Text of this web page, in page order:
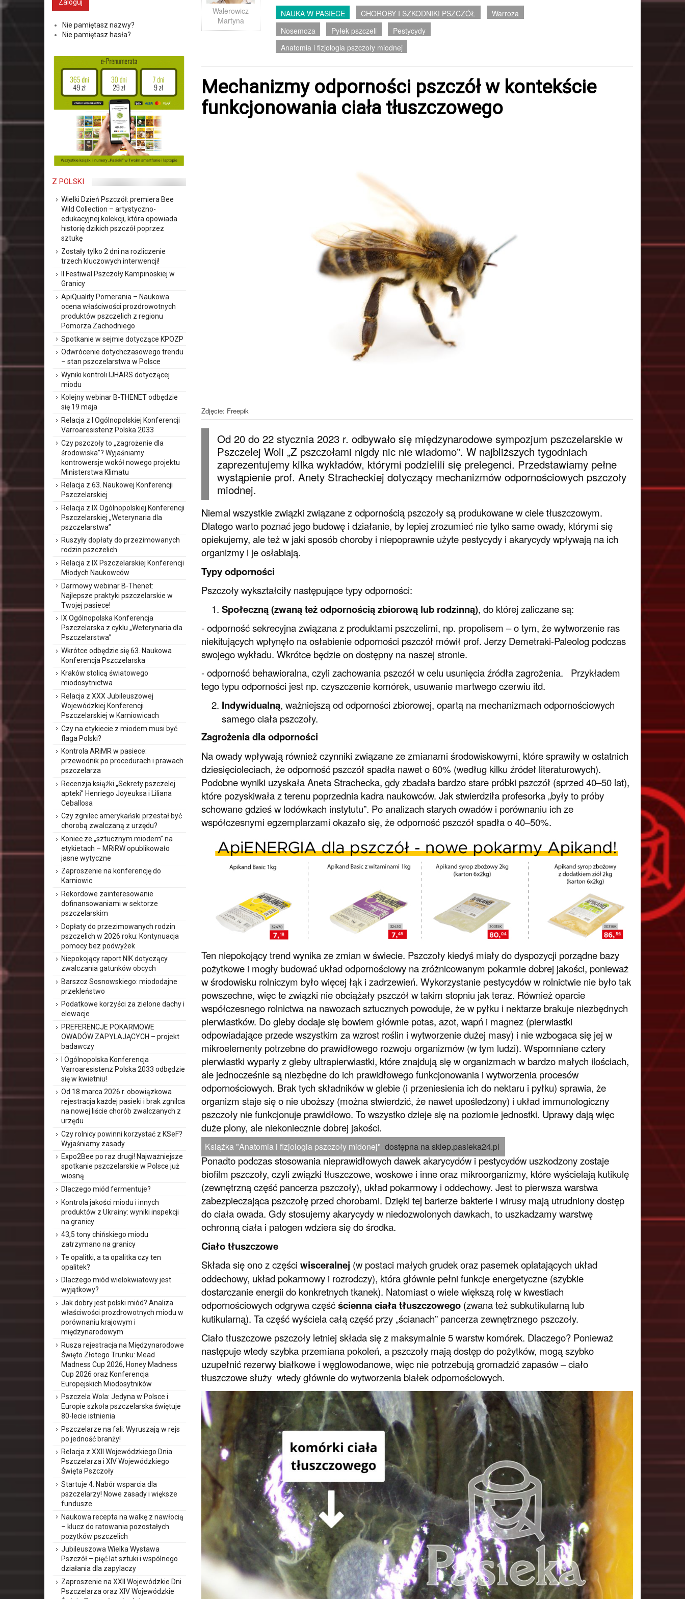
Walerowicz
Martyna
NAUKA W PASIECE CHOROBY I SZKODNIKI PSZCZÓŁ
Warroza
Nosemoza
Pyłek pszczeli
Pestycydy
Anatomia i fizjologia pszczoły miodnej
Mechanizmy odporności pszczół w kontekście
funkcjonowania ciała tłuszczowego
Zdjęcie: Freepik
Od 20 do 22 stycznia 2023 r. odbywało się międzynarodowe sympozjum pszczelarskie w
Pszczelej Woli „Z pszczołami nigdy nic nie wiadomo”. W najbliższych tygodniach
zaprezentujemy kilka wykładów, którymi podzielili się prelegenci. Przedstawiamy pełne
wystąpienie prof. Anety Stracheckiej dotyczący mechanizmów odpornościowych pszczoły
miodnej.
Niemal wszystkie związki związane z odpornością pszczoły są produkowane w ciele tłuszczowym.
Dlatego warto poznać jego budowę i działanie, by lepiej zrozumieć nie tylko same owady, którymi się
opiekujemy, ale też w jaki sposób choroby i niepoprawnie użyte pestycydy i akarycydy wpływają na ich
organizmy i je osłabiają.
Typy odporności
Pszczoły wykształciły następujące typy odporności:
Społeczną (zwaną też odpornością zbiorową lub rodzinną), do której zaliczane są:
- odporność sekrecyjna związana z produktami pszczelimi, np. propolisem – o tym, że wytworzenie ras
niekitujących wpłynęło na osłabienie odporności pszczół mówił prof. Jerzy Demetraki-Paleolog podczas
swojego wykładu. Wkrótce będzie on dostępny na naszej stronie.
- odporność behawioralna, czyli zachowania pszczół w celu usunięcia źródła zagrożenia. Przykładem
tego typu odporności jest np. czyszczenie komórek, usuwanie martwego czerwiu itd.
Indywidualną, ważniejszą od odporności zbiorowej, opartą na mechanizmach odpornościowych
samego ciała pszczoły.
Zagrożenia dla odporności
Na owady wpływają również czynniki związane ze zmianami środowiskowymi, które sprawiły w ostatnich
dziesięcioleciach, że odporność pszczół spadła nawet o 60% (według kilku źródeł literaturowych).
Podobne wyniki uzyskała Aneta Strachecka, gdy zbadała bardzo stare próbki pszczół (sprzed 40–50 lat),
które pozyskiwała z terenu poprzednia kadra naukowców. Jak stwierdziła profesorka „były to próby
schowane gdzieś w lodówkach instytutu”. Po analizach starych owadów i porównaniu ich ze
współczesnymi egzemplarzami okazało się, że odporność pszczół spadła o 40–50%.
Ten niepokojący trend wynika ze zmian w świecie. Pszczoły kiedyś miały do dyspozycji porządne bazy
pożytkowe i mogły budować układ odpornościowy na zróżnicowanym pokarmie dobrej jakości, ponieważ
w środowisku rolniczym było więcej łąk i zadrzewień. Wykorzystanie pestycydów w rolnictwie nie było tak
powszechne, więc te związki nie obciążały pszczół w takim stopniu jak teraz. Również oparcie
współczesnego rolnictwa na nawozach sztucznych powoduje, że w pyłku i nektarze brakuje niezbędnych
pierwiastków. Do gleby dodaje się bowiem głównie potas, azot, wapń i magnez (pierwiastki
odpowiadające przede wszystkim za wzrost roślin i wytworzenie dużej masy) i nie wzbogaca się jej w
mikroelementy potrzebne do prawidłowego rozwoju organizmów (w tym ludzi). Wspomniane cztery
pierwiastki wyparły z gleby ultrapierwiastki, które znajdują się w organizmach w bardzo małych ilościach,
ale jednocześnie są niezbędne do ich prawidłowego funkcjonowania i wytworzenia procesów
odpornościowych. Brak tych składników w glebie (i przeniesienia ich do nektaru i pyłku) sprawia, że
organizm staje się o nie uboższy (można stwierdzić, że nawet upośledzony) i układ immunologiczny
pszczoły nie funkcjonuje prawidłowo. To wszystko dzieje się na poziomie jednostki. Uprawy dają więc
duże plony, ale niekoniecznie dobrej jakości.
Książka "Anatomia i fizjologia pszczoły midonej" dostępna na sklep.pasieka24.pl
Ponadto podczas stosowania nieprawidłowych dawek akarycydów i pestycydów uszkodzony zostaje
biofilm pszczoły, czyli związki tłuszczowe, woskowe i inne oraz mikroorganizmy, które wyścielają kutikulę
(zewnętrzną część pancerza pszczoły), układ pokarmowy i oddechowy. Jest to pierwsza warstwa
zabezpieczająca pszczołę przed chorobami. Dzięki tej barierze bakterie i wirusy mają utrudniony dostęp
do ciała owada. Gdy stosujemy akarycydy w niedozwolonych dawkach, to uszkadzamy warstwę
ochronną ciała i patogen wdziera się do środka.
Ciało tłuszczowe
Składa się ono z części wisceralnej (w postaci małych grudek oraz pasemek oplatających układ
oddechowy, układ pokarmowy i rozrodczy), która głównie pełni funkcje energetyczne (szybkie
dostarczanie energii do konkretnych tkanek). Natomiast o wiele większą rolę w kwestiach
odpornościowych odgrywa częśćścienna ciała tłuszczowego(zwana też subkutikularną lub
kutikularną). Ta część wyściela całą część przy „ścianach” pancerza zewnętrznego pszczoły.
Ciało tłuszczowe pszczoły letniej składa się z maksymalnie 5 warstw komórek. Dlaczego? Ponieważ
następuje wtedy szybka przemiana pokoleń, a pszczoły mają dostęp do pożytków, mogą szybko
uzupełnić rezerwy białkowe i węglowodanowe, więc nie potrzebują gromadzić zapasów – ciało
tłuszczowe służy wtedy głównie do wytworzenia białek odpornościowych.
Nie pamiętasz nazwy?
Nie pamiętasz hasła?
Z POLSKI
Wielki Dzień Pszczół: premiera Bee
Wild Collection – artystyczno-
edukacyjnej kolekcji, która opowiada
historię dzikich pszczół poprzez
sztukę
Zostały tylko 2 dni na rozliczenie
trzech kluczowych interwencji!
II Festiwal Pszczoły Kampinoskiej w
Granicy
ApiQuality Pomerania – Naukowa
ocena właściwości prozdrowotnych
produktów pszczelich z regionu
Pomorza Zachodniego
Spotkanie w sejmie dotyczące KPOZP
Odwrócenie dotychczasowego trendu
– stan pszczelarstwa w Polsce
Wyniki kontroli IJHARS dotyczącej
miodu
Kolejny webinar B-THENET odbędzie
się 19 maja
Relacja z I Ogólnopolskiej Konferencji
Varroaresistenz Polska 2033
Czy pszczoły to „zagrożenie dla
środowiska”? Wyjaśniamy
kontrowersje wokół nowego projektu
Ministerstwa Klimatu
Relacja z 63. Naukowej Konferencji
Pszczelarskiej
Relacja z IX Ogólnopolskiej Konferencji
Pszczelarskiej „Weterynaria dla
pszczelarstwa”
Ruszyły dopłaty do przezimowanych
rodzin pszczelich
Relacja z IX Pszczelarskiej Konferencji
Młodych Naukowców
Darmowy webinar B-Thenet:
Najlepsze praktyki pszczelarskie w
Twojej pasiece!
IX Ogólnopolska Konferencja
Pszczelarska z cyklu „Weterynaria dla
Pszczelarstwa”
Wkrótce odbędzie się 63. Naukowa
Konferencja Pszczelarska
Kraków stolicą światowego
miodosytnictwa
Relacja z XXX Jubileuszowej
Wojewódzkiej Konferencji
Pszczelarskiej w Karniowicach
Czy na etykiecie z miodem musi być
flaga Polski?
Kontrola ARiMR w pasiece:
przewodnik po procedurach i prawach
pszczelarza
Recenzja książki „Sekrety pszczelej
apteki” Henriego Joyeuksa i Liliana
Ceballosa
Czy zgnilec amerykański przestał być
chorobą zwalczaną z urzędu?
Koniec ze „sztucznym miodem” na
etykietach – MRiRW opublikowało
jasne wytyczne
Zaproszenie na konferencję do
Karniowic
Rekordowe zainteresowanie
dofinansowaniami w sektorze
pszczelarskim
Dopłaty do przezimowanych rodzin
pszczelich w 2026 roku: Kontynuacja
pomocy bez podwyżek
Niepokojący raport NIK dotyczący
zwalczania gatunków obcych
Barszcz Sosnowskiego: miododajne
przekleństwo
Podatkowe korzyści za zielone dachy i
elewacje
PREFERENCJE POKARMOWE
OWADÓW ZAPYLAJĄCYCH – projekt
badawczy
I Ogólnopolska Konferencja
Varroaresistenz Polska 2033 odbędzie
się w kwietniu!
Od 18 marca 2026 r. obowiązkowa
rejestracja każdej pasieki i brak zgnilca
na nowej liście chorób zwalczanych z
urzędu
Czy rolnicy powinni korzystać z KSeF?
Wyjaśniamy zasady
Expo2Bee po raz drugi! Najważniejsze
spotkanie pszczelarskie w Polsce już
wiosną
Dlaczego miód fermentuje?
Kontrola jakości miodu i innych
produktów z Ukrainy: wyniki inspekcji
na granicy
43,5 tony chińskiego miodu
zatrzymano na granicy
Te opalitki, a ta opalitka czy ten
opalitek?
Dlaczego miód wielokwiatowy jest
wyjątkowy?
Jak dobry jest polski miód? Analiza
właściwości prozdrowotnych miodu w
porównaniu krajowym i
międzynarodowym
Rusza rejestracja na Międzynarodowe
Święto Złotego Trunku: Mead
Madness Cup 2026, Honey Madness
Cup 2026 oraz Konferencja
Europejskich Miodosytników
Pszczela Wola: Jedyna w Polsce i
Europie szkoła pszczelarska świętuje
80-lecie istnienia
Pszczelarze na fali: Wyruszają w rejs
po jedność branży!
Relacja z XXII Wojewódzkiego Dnia
Pszczelarza i XIV Wojewódzkiego
Święta Pszczoły
Startuje 4. Nabór wsparcia dla
pszczelarzy! Nowe zasady i większe
fundusze
Naukowa recepta na walkę z nawłocią
– klucz do ratowania pozostałych
pożytków pszczelich
Jubileuszowa Wielka Wystawa
Pszczół – pięć lat sztuki i wspólnego
działania dla zapylaczy
Zaproszenie na XXII Wojewódzkie Dni
Pszczelarza oraz XIV Wojewódzkie